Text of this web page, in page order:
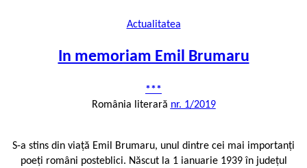
Actualitatea
In memoriam Emil Brumaru
***
România literară nr. 1/2019
S-a stins din viață Emil Brumaru, unul dintre cei mai importanți
poeți români posteblici. Născut la 1 ianuarie 1939 în județul